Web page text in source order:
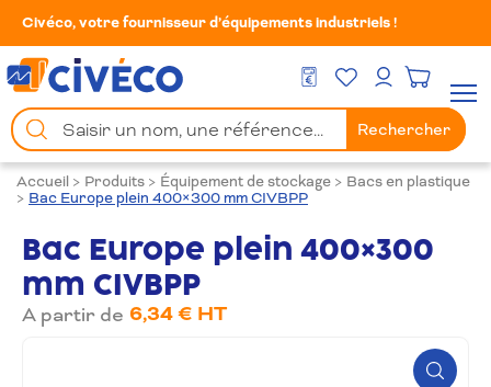
Civéco, votre fournisseur d’équipements industriels !
DEVIS GRATUIT
Mes FavorisMon compte
Chercher
un
produit
Rechercher
Accueil > Produits > Équipement de stockage > Bacs en plastique
> Bac Europe plein 400×300 mm CIVBPP
Bac Europe plein 400×300
mm CIVBPP
A partir de 6,34 € HT
Zoom